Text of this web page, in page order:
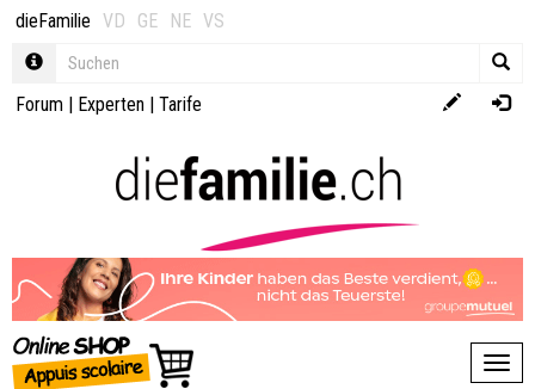
dieFamilie VD GE NE VS
Forum | Experten | Tarife